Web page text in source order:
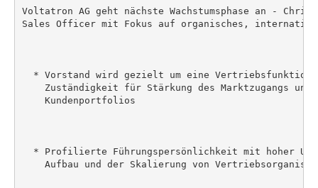
Voltatron AG geht nächste Wachstumsphase an -
Sales Officer mit Fokus auf organisches,
* Vorstand wird gezielt um eine Vertriebsfunktion
Zuständigkeit für Stärkung des Marktzugangs und
    Kundenportfolios
* Profilierte Führungspersönlichkeit mit hoher
Aufbau und der Skalierung von